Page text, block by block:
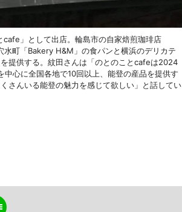
」として出店。輪島市の自家焙煎珈琲店
町「Bakery H&M」の食パンと横浜のデリカテ
提供する。紋田さんは「のとのことcafeは2024
心に全国各地で10回以上、能登の産品を提供す
さんいる能登の魅力を感じて欲しい」と話してい